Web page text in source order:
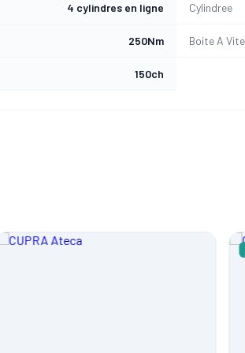
4 cylindres en ligne Cylindree
250Nm Boite A
150ch